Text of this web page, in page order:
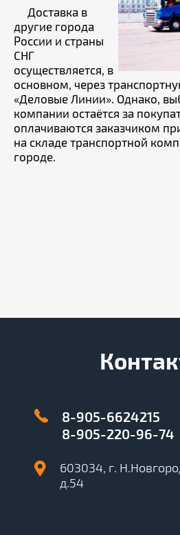
Доставка в
другие города
России и страны
СНГ
осуществляется, в
основном, через
«Деловые Линии». Однако,
компании остаётся за
оплачиваются заказчиком
на складе транспортной
городе.
8-905-6624215
8-905-220-96-74
603034, г.
д.54